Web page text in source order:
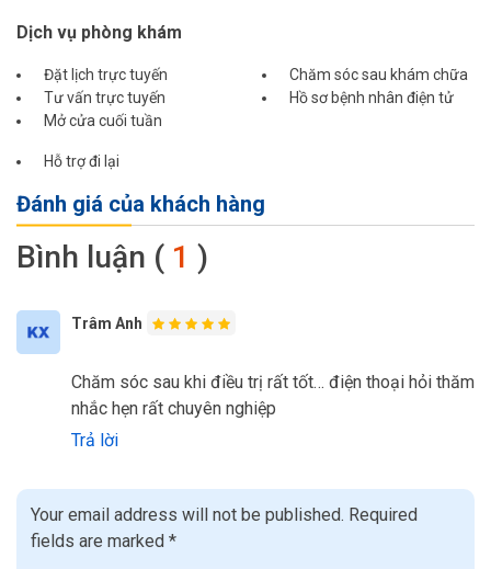
Dịch vụ phòng khám
Đặt lịch trực tuyến
Tư vấn trực tuyến
Mở cửa cuối tuần
Chăm sóc sau khám chữa
Hồ sơ bệnh nhân điện tử
Hỗ trợ đi lại
Đánh giá của khách hàng
Bình luận ( 1 )
Trâm Anh
Chăm sóc sau khi điều trị rất tốt… điện thoại hỏi thăm
nhắc hẹn rất chuyên nghiệp
Trả lời
Your email address will not be published. Required
fields are marked *